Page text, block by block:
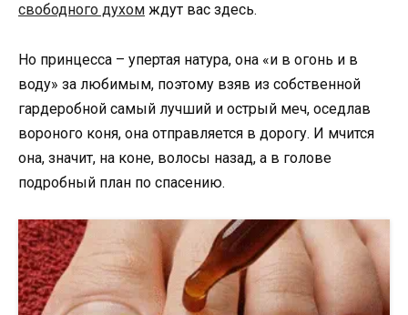
свободного духом ждут вас здесь.
Но принцесса – упертая натура, она «и в огонь и в
воду» за любимым, поэтому взяв из собственной
гардеробной самый лучший и острый меч, оседлав
вороного коня, она отправляется в дорогу. И мчится
она, значит, на коне, волосы назад, а в голове
подробный план по спасению.